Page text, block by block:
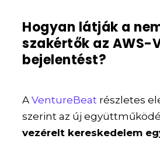
Hogyan látják a
szakértők az AWS-
bejelentést?
AVentureBeat részletes
szerint az új
vezérelt kereskedelem